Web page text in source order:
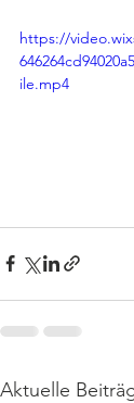
https://
ile.mp4
Aktuelle